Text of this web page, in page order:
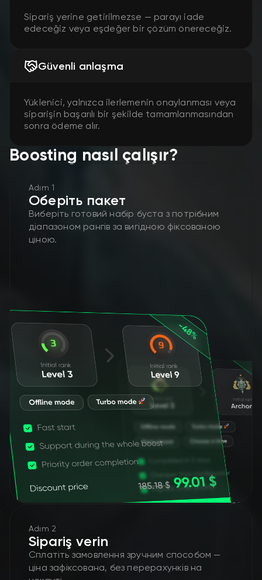
Sipariş yerine getirilmezse — parayı iade
edeceğiz veya eşdeğer bir çözüm önereceğiz.
Güvenli anlaşma
Yüklenici, yalnızca ilerlemenin onaylanması veya
siparişin başarılı bir şekilde tamamlanmasından
sonra ödeme alır.
Boosting nasıl çalışır?
Adım 1
Оберіть пакет
Виберіть готовий набір буста з потрібним
діапазоном рангів за вигідною фіксованою
ціною.
Adım 2
Sipariş verin
Сплатіть замовлення зручним способом —
ціна зафіксована, без перерахунків на